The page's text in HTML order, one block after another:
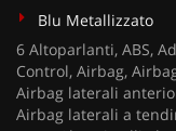
Blu Metallizzato
6 Altoparlanti, ABS,
Control, Airbag,
Airbag laterali
Airbag laterali a